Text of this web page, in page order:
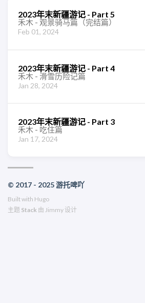
2023年末新疆游记 - Part 5
禾木 - 观景骑马篇（完结篇）
Feb 01, 2024
2023年末新疆游记 - Part 4
禾木 - 滑雪历险记篇
Jan 28, 2024
2023年末新疆游记 - Part 3
禾木 - 吃住篇
Jan 17, 2024
© 2017 - 2025 游托啤吖
Built with Hugo
主题 Stack 由 Jimmy设计